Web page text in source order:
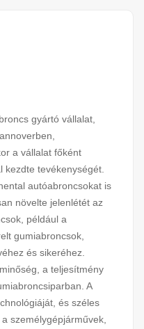
gyártó vállalat,
a vállalat főként
tevékenységét.
autóabroncsokat is
növelte jelenlétét az
például a
gumiabroncsok,
és sikeréhez.
a teljesítmény
A
és széles
személygépjárművek,